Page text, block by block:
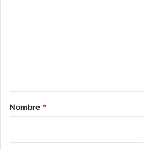
r
Nombre *